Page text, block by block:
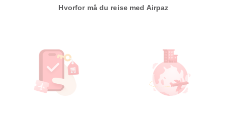
Hvorfor må du reise med Airpaz